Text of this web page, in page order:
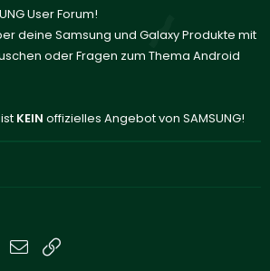
User Forum!
deine Samsung und Galaxy Produkte mit
oder Fragen zum Thema Android
KEIN offizielles Angebot von SAMSUNG!
WhatsApp
E-Mail